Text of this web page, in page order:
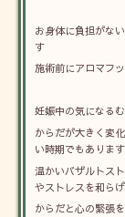
お身体に負担がな
す
施術前にアロマフ
妊娠中の気になる
からだが大きく変
い時期でもあります
温かいバザルトス
やストレスを和ら
からだと心の緊張